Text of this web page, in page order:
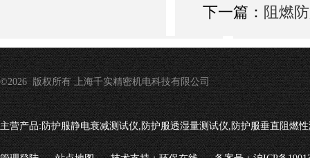
下一篇： 阻燃
©2026 版权所有 上海千实精密机电科技有限公司
主营产品:防护服静电衰减测试仪,防护服透湿量测试仪,防护服垂直阻燃